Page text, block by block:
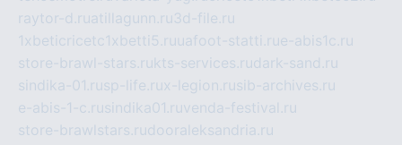
raytor-d.ruatillagunn.ru3d-file.ru
1xbeticricetc1xbetti5.ruuafoot-statti.rue-abis1c.ru
store-brawl-stars.rukts-services.rudark-sand.ru
sindika-01.rusp-life.rux-legion.rusib-archives.ru
e-abis-1-c.rusindika01.ruvenda-festival.ru
store-brawlstars.rudooraleksandria.ru